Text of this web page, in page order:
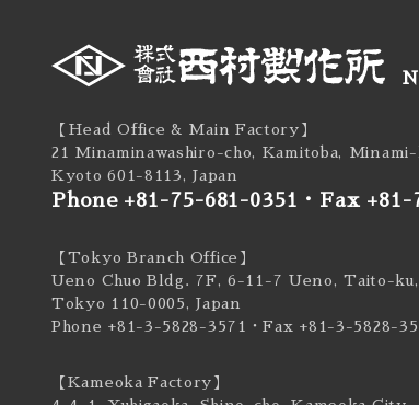
【Head Office & Main Factory】
21 Minaminawashiro-cho, Kamitoba, Minami-
Kyoto 601-8113, Japan
Phone +81-75-681-0351 ・ Fax +81-
【Tokyo Branch Office】
Ueno Chuo Bldg. 7F, 6-11-7 Ueno, Taito-ku,
Tokyo 110-0005, Japan
Phone +81-3-5828-3571
・Fax +81-3-5828-
【Kameoka Factory】